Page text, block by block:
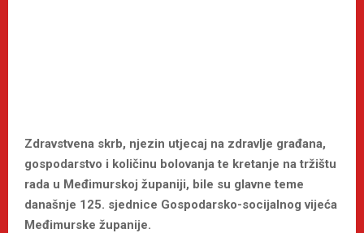
Zdravstvena skrb, njezin utjecaj na zdravlje građana,
gospodarstvo i količinu bolovanja te kretanje na tržištu
rada u Međimurskoj županiji, bile su glavne teme
današnje 125. sjednice Gospodarsko-socijalnog vijeća
Međimurske županije.